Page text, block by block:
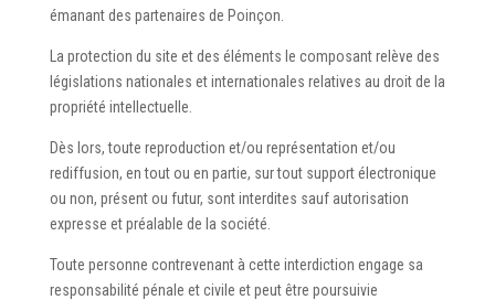
émanant des partenaires de Poinçon.
La protection du site et des éléments le composant relève des
législations nationales et internationales relatives au droit de la
propriété intellectuelle.
Dès lors, toute reproduction et/ou représentation et/ou
rediffusion, en tout ou en partie, sur tout support électronique
ou non, présent ou futur, sont interdites sauf autorisation
expresse et préalable de la société.
Toute personne contrevenant à cette interdiction engage sa
responsabilité pénale et civile et peut être poursuivie